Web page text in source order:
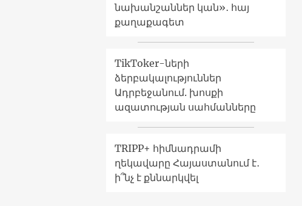
նախանշաններ կան»․ հայ
քաղաքագետ
TikToker-ների
ձերբակալություններ
Ադրբեջանում. խոսքի
ազատության սահմանները
TRIPP+ հիմնադրամի
ղեկավարը Հայաստանում է․
ի՞նչ է քննարկվել